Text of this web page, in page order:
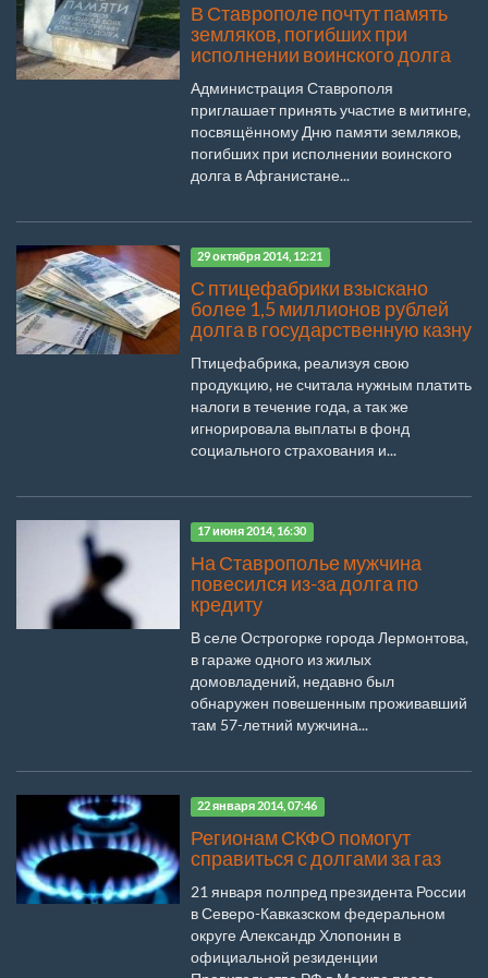
В Ставрополе почтут память
земляков, погибших при
исполнении воинского долга
Администрация Ставрополя
приглашает принять участие в митинге,
посвящённому Дню памяти земляков,
погибших при исполнении воинского
долга в Афганистане...
29 октября 2014, 12:21
С птицефабрики взыскано
более 1,5 миллионов рублей
долга в государственную казну
Птицефабрика, реализуя свою
продукцию, не считала нужным платить
налоги в течение года, а так же
игнорировала выплаты в фонд
социального страхования и...
17 июня 2014, 16:30
На Ставрополье мужчина
повесился из-за долга по
кредиту
В селе Острогорке города Лермонтова,
в гараже одного из жилых
домовладений, недавно был
обнаружен повешенным проживавший
там 57-летний мужчина...
22 января 2014, 07:46
Регионам СКФО помогут
справиться с долгами за газ
21 января полпред президента России
в Северо-Кавказском федеральном
округе Александр Хлопонин в
официальной резиденции